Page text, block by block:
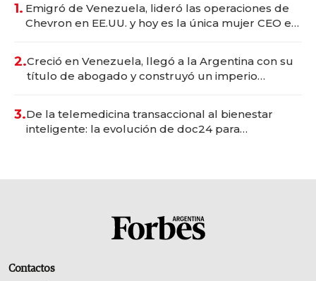
1. Emigró de Venezuela, lideró las operaciones de
Chevron en EE.UU. y hoy es la única mujer CEO en
2.Creció en Venezuela, llegó a la Argentina con su
título de abogado y construyó un imperio
3.De la telemedicina transaccional al bienestar
inteligente: la evolución de doc24 para
Contactos